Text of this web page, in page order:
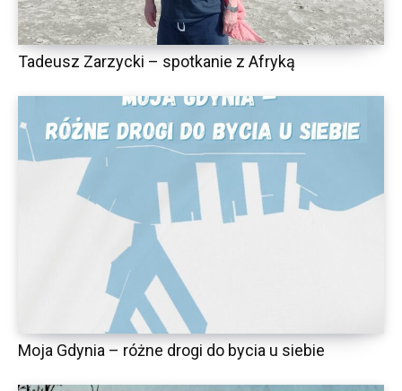
Tadeusz Zarzycki – spotkanie z Afryką
Moja Gdynia – różne drogi do bycia u siebie